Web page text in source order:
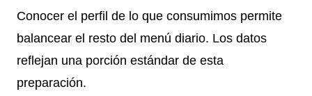
Conocer el perfil de lo que consumimos permite
balancear el resto del menú diario. Los datos
reflejan una porción estándar de esta
preparación.